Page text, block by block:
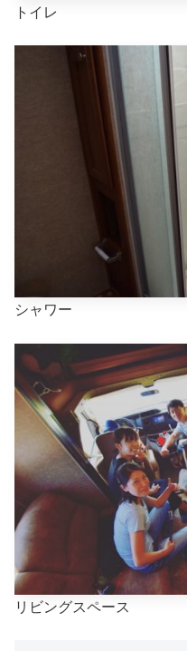
トイレ
シャワー
リビングスペース